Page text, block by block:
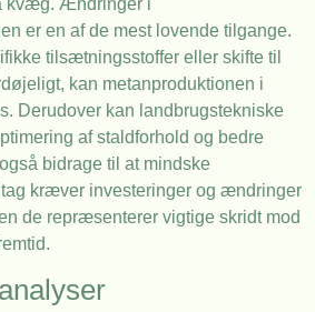
er en af de mest lovende tilgange.
tilsætningsstoffer eller skifte til
kan metanproduktionen i
Derudover kan landbrugstekniske
af staldforhold og bedre
bidrage til at mindske
kræver investeringer og ændringer
de repræsenterer vigtige skridt mod